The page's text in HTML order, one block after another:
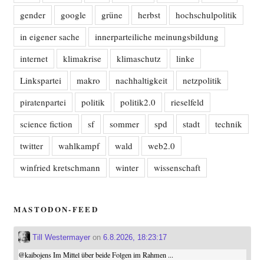
gender google grüne herbst
hochschulpolitik
in eigener sache
innerparteiliche meinungsbildung
internet
klimakrise klimaschutz
linke
Linkspartei
makro nachhaltigkeit
netzpolitik
piratenpartei
politik politik2.0
rieselfeld
science fiction
sf sommer spd stadt
technik
twitter
wahlkampf wald
web2.0
winfried kretschmann
winter wissenschaft
MASTODON-FEED
Till Westermayeron 6.8.2026, 18:23:17
@kaibojensIm Mittel über beide Folgen im Rahmen ...